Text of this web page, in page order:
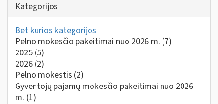
Kategorijos
Bet kurios kategorijos
Pelno mokesčio pakeitimai nuo 2026 m. (7)
2025 (5)
2026 (2)
Pelno mokestis (2)
Gyventojų pajamų mokesčio pakeitimai nuo 2026
m. (1)